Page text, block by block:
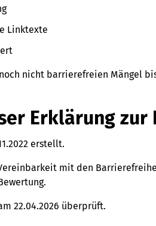
Linktexte
nicht barrierefreien Mängel
Erklärung
erstellt.
mit den
22.04.2026 überprüft.